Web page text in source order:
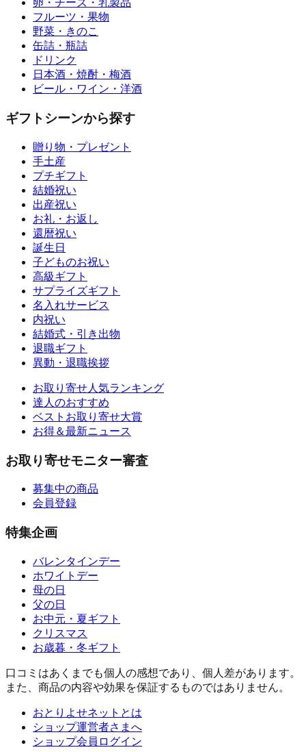
卵・チーズ・乳製品
フルーツ・果物
野菜・きのこ
缶詰・瓶詰
ドリンク
日本酒・焼酎・梅酒
ビール・ワイン・洋酒
ギフトシーンから探す
贈り物・プレゼント
手土産
プチギフト
結婚祝い
出産祝い
お礼・お返し
還暦祝い
誕生日
子どものお祝い
高級ギフト
サプライズギフト
名入れサービス
内祝い
結婚式・引き出物
退職ギフト
異動・退職挨拶
お取り寄せ人気ランキング
達人のおすすめ
ベストお取り寄せ大賞
お得＆最新ニュース
お取り寄せモニター審査
募集中の商品
会員登録
特集企画
バレンタインデー
ホワイトデー
母の日
父の日
お中元・夏ギフト
クリスマス
お歳暮・冬ギフト
口コミはあくまでも個人の感想であり、個人差があります。
また、商品の内容や効果を保証するものではありません。
おとりよせネットとは
ショップ運営者さまへ
ショップ会員ログイン